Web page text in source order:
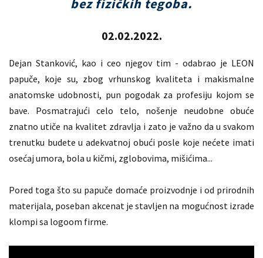
02.02.2022.
Dejan Stanković, kao i ceo njegov tim - odabrao je LEON
papuče, koje su, zbog vrhunskog kvaliteta i makismalne
anatomske udobnosti, pun pogodak za profesiju kojom se
bave. Posmatrajući celo telo, nošenje neudobne obuće
znatno utiče na kvalitet zdravlja i zato je važno da u svakom
trenutku budete u adekvatnoj obući posle koje nećete imati
osećaj umora, bola u kičmi, zglobovima, mišićima...
Pored toga što su papuče domaće proizvodnje i od prirodnih
materijala, poseban akcenat je stavljen na mogućnost izrade
klompi sa logoom firme.